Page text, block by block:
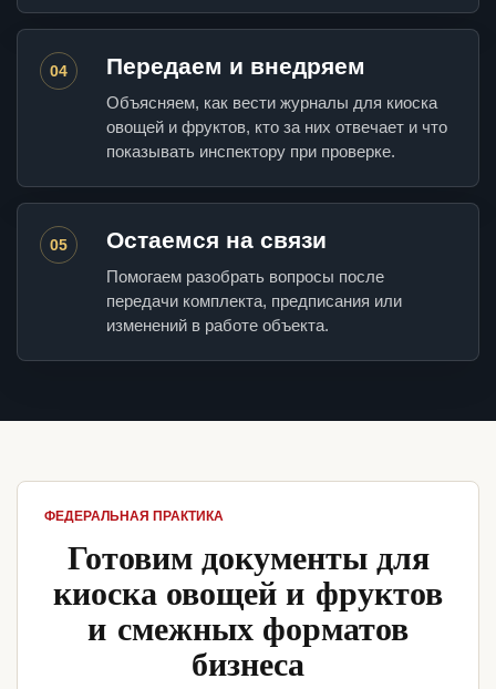
04 Передаем и внедряем
Объясняем, как вести журналы для киоска
овощей и фруктов, кто за них отвечает и что
показывать инспектору при проверке.
05 Остаемся на связи
Помогаем разобрать вопросы после
передачи комплекта, предписания или
изменений в работе объекта.
ФЕДЕРАЛЬНАЯ ПРАКТИКА
Готовим документы для
киоска овощей и фруктов
и смежных форматов
бизнеса